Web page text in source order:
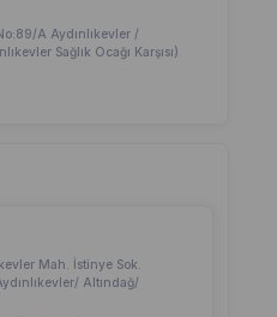
A Aydınlıkevler /
Sağlık Ocağı Karşısı)
Mah. İstinye Sok.
Altındağ/